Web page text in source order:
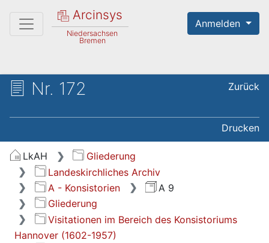
Arcinsys
Niedersachsen
Bremen
Anmelden
Nr. 172 Zurück
Drucken
LkAH
Gliederung
Landeskirchliches Archiv
A - Konsistorien
A 9
Gliederung
Visitationen im Bereich des Konsistoriums
Hannover (1602-1957)